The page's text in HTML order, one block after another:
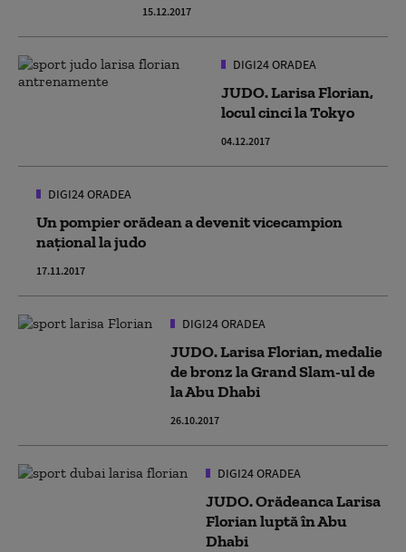
15.12.2017
DIGI24 ORADEA
JUDO. Larisa Florian,
locul cinci la Tokyo
04.12.2017
DIGI24 ORADEA
Un pompier orădean a devenit vicecampion
naţional la judo
17.11.2017
DIGI24 ORADEA
JUDO. Larisa Florian, medalie
de bronz la Grand Slam-ul de
la Abu Dhabi
26.10.2017
DIGI24 ORADEA
JUDO. Orădeanca Larisa
Florian luptă în Abu
Dhabi